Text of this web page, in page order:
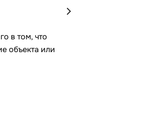
в том, что
объекта или